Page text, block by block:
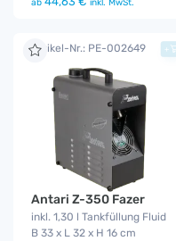
Artikel-Nr.: PE-002649
Antari Z-350 Fazer
inkl. 1,30 l Tankfüllung Fluid
B 33 x L 32 x H 16 cm
+